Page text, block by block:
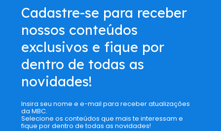
Cadastre-se para receber
nossos conteúdos
exclusivos e fique por
dentro de todas as
novidades!
Insira seu nome e e-mail para receber atualizações
da MBC.
Selecione os conteúdos que mais te interessam e
fique por dentro de todas as novidades!